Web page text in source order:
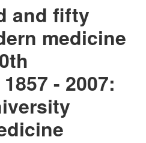
and fifty
medicine
- 2007: